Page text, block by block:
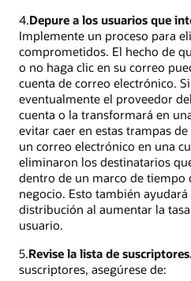
4.Depure a los usuarios que
Implemente un proceso para
comprometidos. El hecho de
o no haga clic en su correo
cuenta de correo electrónico.
eventualmente el proveedor
cuenta o la transformará en
evitar caer en estas trampas
un correo electrónico en una
eliminaron los destinatarios
dentro de un marco de
negocio. Esto también
distribución al aumentar la
usuario.
5.Revise la lista de
suscriptores, asegúrese de: